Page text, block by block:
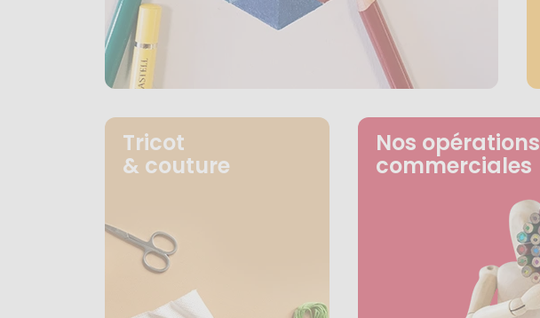
Tricot
& couture
Nos opérations
commerciales